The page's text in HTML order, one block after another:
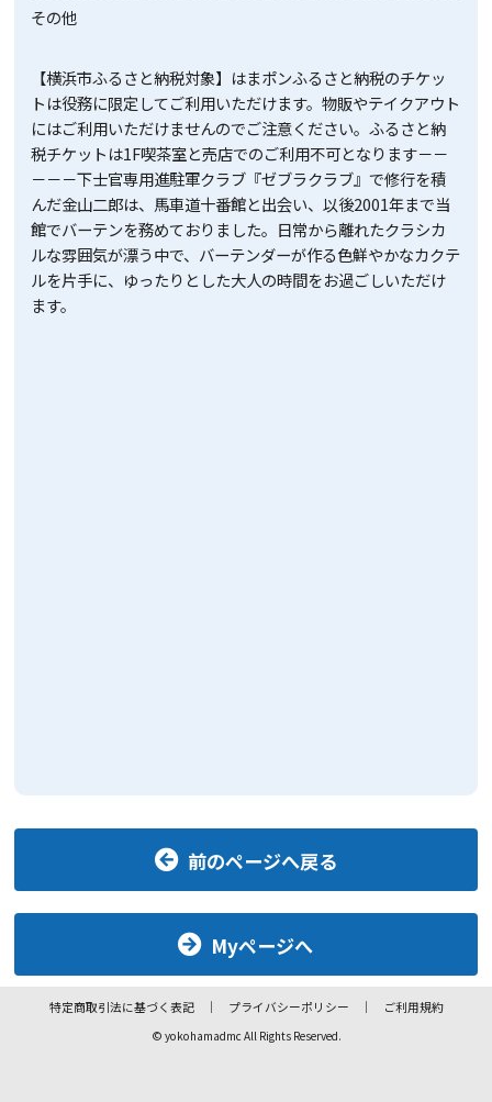
その他
【横浜市ふるさと納税対象】はまポンふるさと納税のチケッ
トは役務に限定してご利用いただけます。物販やテイクアウト
にはご利用いただけませんのでご注意ください。ふるさと納
税チケットは1F喫茶室と売店でのご利用不可となります－－
－－－下士官専用進駐軍クラブ『ゼブラクラブ』で修行を積
んだ金山二郎は、馬車道十番館と出会い、以後2001年まで当
館でバーテンを務めておりました。日常から離れたクラシカ
ルな雰囲気が漂う中で、バーテンダーが作る色鮮やかなカクテ
ルを片手に、ゆったりとした大人の時間をお過ごしいただけ
ます。
前のページへ戻る
Myページへ
特定商取引法に基づく表記 プライバシーポリシー ご利用規約
© yokohamadmc All Rights Reserved.